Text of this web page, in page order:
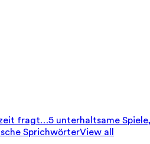
fragt…5 unterhaltsame
SprichwörterView all